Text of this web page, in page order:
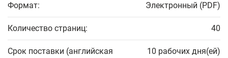
Формат: Электронный (PDF)
Количество страниц: 40
Срок поставки (английская
10 рабочих дня(ей)